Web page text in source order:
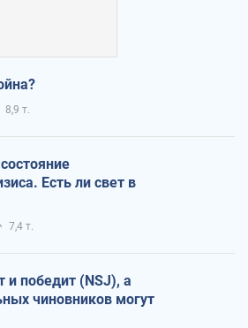
8,9 т.
Есть ли свет в
7,4 т.
и победит (NSJ), а
чиновников могут